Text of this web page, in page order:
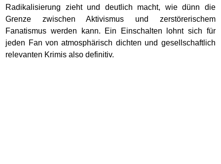
Radikalisierung zieht und deutlich macht, wie dünn die
Grenze zwischen Aktivismus und zerstörerischem
Fanatismus werden kann. Ein Einschalten lohnt sich für
jeden Fan von atmosphärisch dichten und gesellschaftlich
relevanten Krimis also definitiv.